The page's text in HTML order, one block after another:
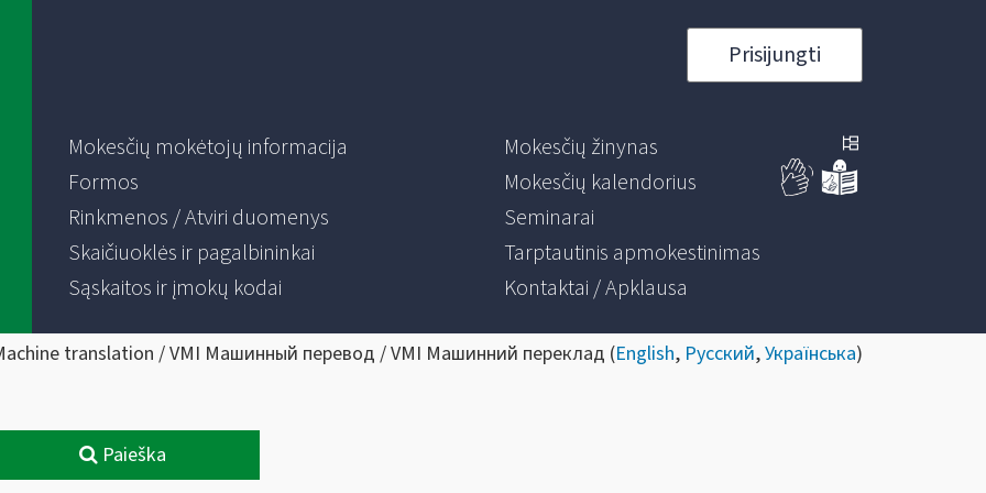
Prisijungti
Mokesčių mokėtojų informacija
Formos
Rinkmenos / Atviri duomenys
Skaičiuoklės ir pagalbininkai
Sąskaitos ir įmokų kodai
Mokesčių žinynas
Mokesčių kalendorius
Seminarai
Tarptautinis apmokestinimas
Kontaktai / Apklausa
translation / VMI Машинный перевод / VMI Машинний переклад (English, Русский,Українська)
Paieška